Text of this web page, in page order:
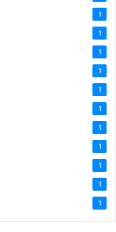
1
1
1
1
1
1
1
1
1
1
1